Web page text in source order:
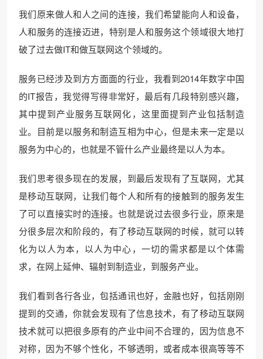
我们原来做人和人之间的连接，我们希望能向人和设备，
人和服务的连接迈进，特别是人和服务这个领域很大地打
破了过去做IT和做互联网这个领域的。
服务已经涉及到方方面面的行业，我看到2014年数字中国
的IT报告，我觉得写得非常好，最后有几段特别感兴趣，
其中提到产业服务互联网化，这里面提到产业包括制造
业。目前是以服务和制造互相为中心，但是未来一定是以
服务为中心的，也就是不管什么产业最终是以人为本。
我们思考很多现在的发展，到最后发现有了互联网，尤其
是移动互联网，让我们每个人和所有的接触到的服务发生
了可以直接实时的连接。也就是说过去很多行业，原来是
分很多层次和阶段的，有了移动互联网的时候，就可以转
化为以人为本，以人为中心，一切的需求都是以个体需
求，在网上延伸、辐射到制造业，到服务产业。
我们看到各行各业，包括通讯也好，金融也好，包括刚刚
提到的交通，你就会发现有了信息技术，有了移动互联网
技术就可以把很多原有的产业中间不合理的，因为信息不
对称，因为不够个性化，不够透明，或者成本很高等等不